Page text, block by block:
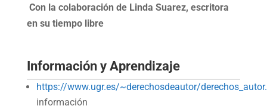
Con la colaboración de Linda Suarez, escritora
en su tiempo libre
Información y Aprendizaje
https://www.ugr.es/~derechosdeautor/
información